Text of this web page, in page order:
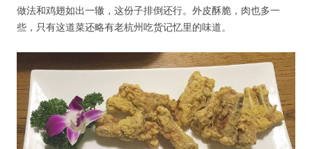
做法和鸡翅如出一辙，这份子排倒还行。外皮酥脆，肉也多一
些，只有这道菜还略有老杭州吃货记忆里的味道。